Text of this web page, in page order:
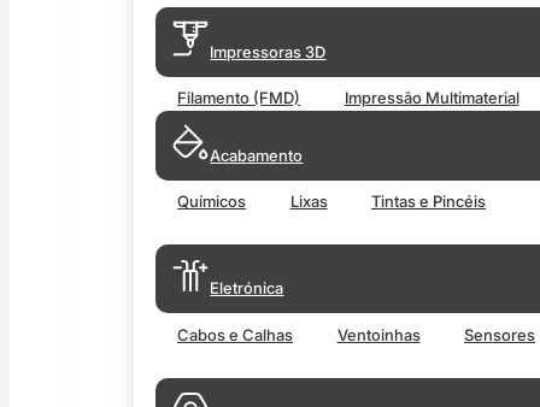
Impressoras 3D
Filamento (FMD) Impressão Multimaterial
Acabamento
Químicos Lixas Tintas e Pincéis
Eletrónica
Cabos e Calhas Ventoinhas Sensores